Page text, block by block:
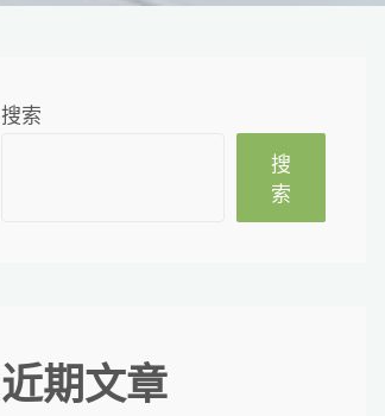
搜索
搜
索
近期文章